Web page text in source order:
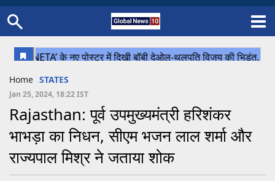
Uttar Pradesh
Chhattisgarh
Bihar
Uttrakhand
Cricket
Football
Home STATES
Jan 25, 2024, 18:22 IST
Rajasthan: पूर्व उपमुख्यमंत्री हरिशंकर
भाभड़ा का निधन, सीएम भजन लाल शर्मा और
राज्यपाल मिश्र ने जताया शोक